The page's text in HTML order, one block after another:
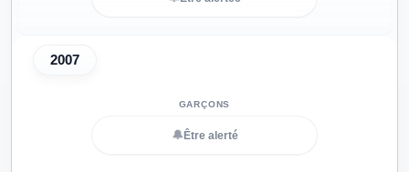
2007
🔔 Être alerté